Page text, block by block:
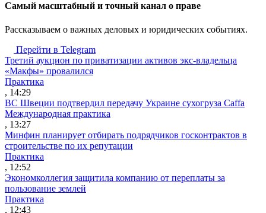
Cамый масштабный и точный канал о праве
Рассказываем о важных деловых и юридических событиях.
Перейти в Telegram
Третий аукцион по приватизации активов экс-владельца
«Макфы» провалился
Практика
, 14:29
ВС Швеции подтвердил передачу Украине сухогруза Caffa
Международная практика
, 13:27
Минфин планирует отбирать подрядчиков госконтрактов в
строительстве по их репутации
Практика
, 12:52
Экономколлегия защитила компанию от переплаты за
пользование землей
Практика
, 12:43